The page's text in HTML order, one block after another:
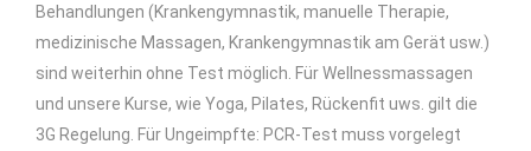
Behandlungen (Krankengymnastik, manuelle Therapie,
medizinische Massagen, Krankengymnastik am Gerät usw.)
sind weiterhin ohne Test möglich. Für Wellnessmassagen
und unsere Kurse, wie Yoga, Pilates, Rückenfit uws. gilt die
3G Regelung. Für Ungeimpfte: PCR-Test muss vorgelegt